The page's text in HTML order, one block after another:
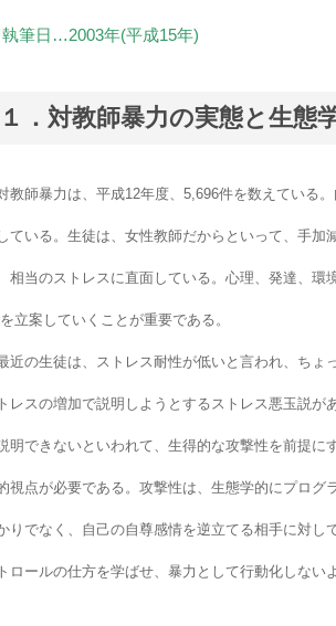
筆日…2003年(平成15年)
１．対教師暴力の実態と生態
教師暴力は、平成12年度、5,696件を数えている
ている。生徒は、女性教師だからといって、手
相当のストレスに直面している。心理、発達、
立案していくことが重要である。
近の生徒は、ストレス耐性が低いと言われ、ちょ
レスの増加で説明しようとするストレス悪玉説
明できないといわれて、生得的な攻撃性を前提
視点が必要である。攻撃性は、生態学的にプロ
りでなく、自己の自尊感情を逆立てる相手に対
ロールの仕方を学ばせ、暴力として行動化しない